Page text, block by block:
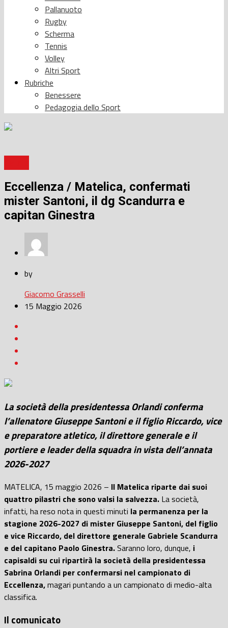
Pallanuoto
Rugby
Scherma
Tennis
Volley
Altri Sport
Rubriche
Benessere
Pedagogia dello Sport
Eccellenza / Matelica, confermati
mister Santoni, il dg Scandurra e
capitan Ginestra
by
Giacomo Grasselli
15 Maggio 2026
La società della presidentessa Orlandi conferma
l’allenatore Giuseppe Santoni e il figlio Riccardo, vice
e preparatore atletico, il direttore generale e il
portiere e leader della squadra in vista dell’annata
2026-2027
MATELICA, 15 maggio 2026 – Il Matelica riparte dai suoi
quattro pilastri che sono valsi la salvezza. La società,
infatti, ha reso nota in questi minuti la permanenza per la
stagione 2026-2027 di mister Giuseppe Santoni, del figlio
e vice Riccardo, del direttore generale Gabriele Scandurra
e del capitano Paolo Ginestra.Saranno loro, dunque, i
capisaldi su cui ripartirà la società della presidentessa
Sabrina Orlandi per confermarsi nel campionato di
Eccellenza,magari puntando a un campionato di medio-alta
classifica.
Il comunicato